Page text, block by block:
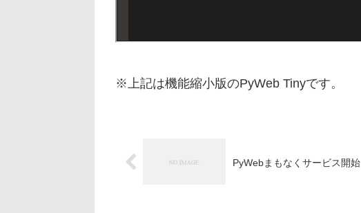
※上記は機能縮小版のPyWeb Tinyです。
PyWebまもなくサービス開始